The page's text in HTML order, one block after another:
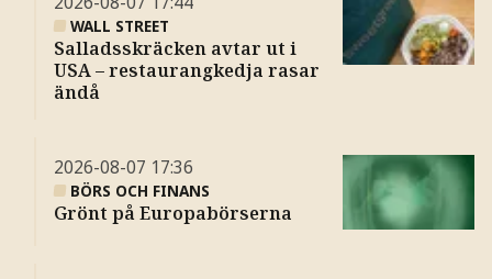
WALL STREET
Salladsskräcken avtar ut i
USA – restaurangkedja rasar
ändå
2026-08-07 17:36
BÖRS OCH FINANS
Grönt på Europabörserna